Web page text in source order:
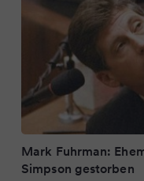
Mark Fuhrman:
Simpson gestorben